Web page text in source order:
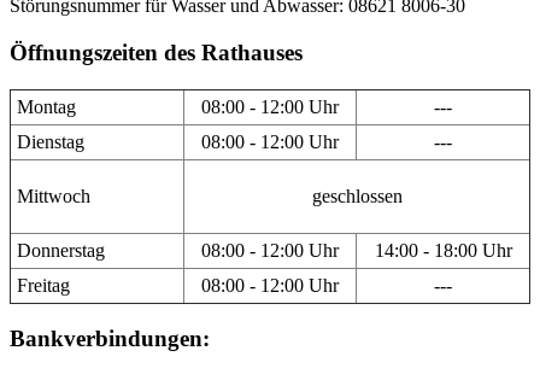
Störungsnummer für Wasser und Abwasser: 08621 8006-30
Öffnungszeiten des Rathauses
Montag 08:00 - 12:00 Uhr
---
Dienstag
08:00 - 12:00 Uhr ---
Mittwoch geschlossen
Donnerstag 08:00 - 12:00 Uhr
14:00 - 18:00 Uhr
Freitag
08:00 - 12:00 Uhr ---
Bankverbindungen: